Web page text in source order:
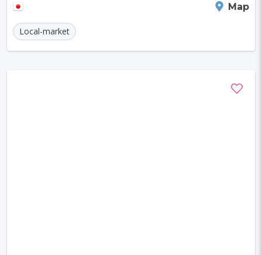
Map
Local-market